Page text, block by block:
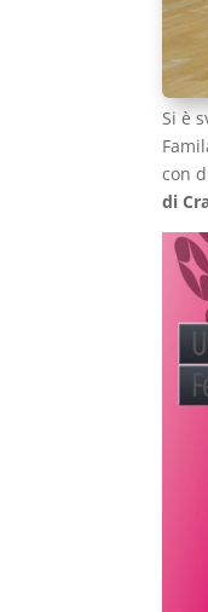
Si è
con
di